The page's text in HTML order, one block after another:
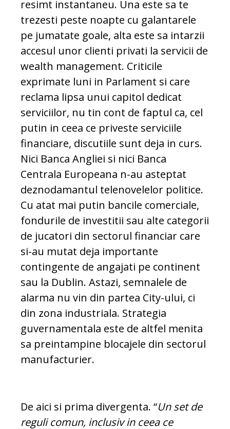
resimt instantaneu. Una este sa te
trezesti peste noapte cu galantarele
pe jumatate goale, alta este sa intarzii
accesul unor clienti privati la servicii de
wealth management. Criticile
exprimate luni in Parlament si care
reclama lipsa unui capitol dedicat
serviciilor, nu tin cont de faptul ca, cel
putin in ceea ce priveste serviciile
financiare, discutiile sunt deja in curs.
Nici Banca Angliei si nici Banca
Centrala Europeana n-au asteptat
deznodamantul telenovelelor politice.
Cu atat mai putin bancile comerciale,
fondurile de investitii sau alte categorii
de jucatori din sectorul financiar care
si-au mutat deja importante
contingente de angajati pe continent
sau la Dublin. Astazi, semnalele de
alarma nu vin din partea City-ului, ci
din zona industriala. Strategia
guvernamentala este de altfel menita
sa preintampine blocajele din sectorul
manufacturier.
De aici si prima divergenta. “Un set de
reguli comun, inclusiv in ceea ce